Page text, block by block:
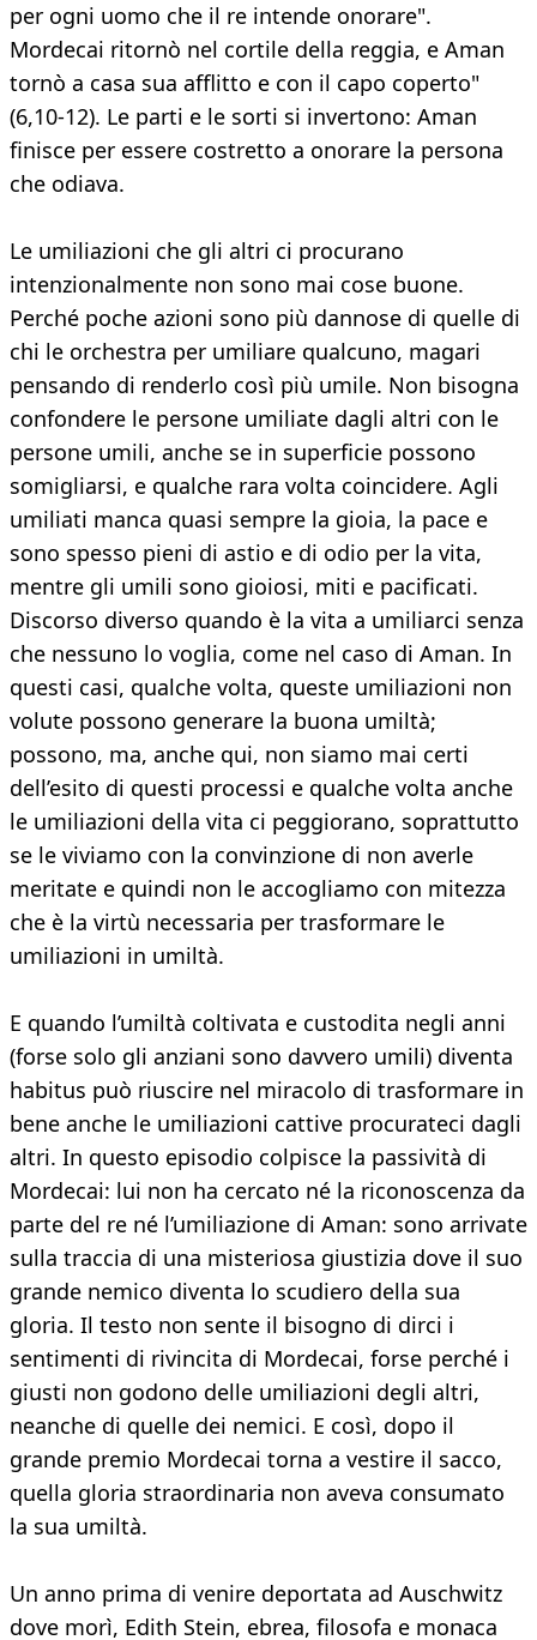
per ogni uomo che il re intende onorare".
Mordecai ritornò nel cortile della reggia, e Aman
tornò a casa sua afflitto e con il capo coperto"
(6,10-12). Le parti e le sorti si invertono: Aman
finisce per essere costretto a onorare la persona
che odiava.
Le umiliazioni che gli altri ci procurano
intenzionalmente non sono mai cose buone.
Perché poche azioni sono più dannose di quelle di
chi le orchestra per umiliare qualcuno, magari
pensando di renderlo così più umile. Non bisogna
confondere le persone umiliate dagli altri con le
persone umili, anche se in superficie possono
somigliarsi, e qualche rara volta coincidere. Agli
umiliati manca quasi sempre la gioia, la pace e
sono spesso pieni di astio e di odio per la vita,
mentre gli umili sono gioiosi, miti e pacificati.
Discorso diverso quando è la vita a umiliarci senza
che nessuno lo voglia, come nel caso di Aman. In
questi casi, qualche volta, queste umiliazioni non
volute possono generare la buona umiltà;
possono, ma, anche qui, non siamo mai certi
dell’esito di questi processi e qualche volta anche
le umiliazioni della vita ci peggiorano, soprattutto
se le viviamo con la convinzione di non averle
meritate e quindi non le accogliamo con mitezza
che è la virtù necessaria per trasformare le
umiliazioni in umiltà.
E quando l’umiltà coltivata e custodita negli anni
(forse solo gli anziani sono davvero umili) diventa
habitus può riuscire nel miracolo di trasformare in
bene anche le umiliazioni cattive procurateci dagli
altri. In questo episodio colpisce la passività di
Mordecai: lui non ha cercato né la riconoscenza da
parte del re né l’umiliazione di Aman: sono arrivate
sulla traccia di una misteriosa giustizia dove il suo
grande nemico diventa lo scudiero della sua
gloria. Il testo non sente il bisogno di dirci i
sentimenti di rivincita di Mordecai, forse perché i
giusti non godono delle umiliazioni degli altri,
neanche di quelle dei nemici. E così, dopo il
grande premio Mordecai torna a vestire il sacco,
quella gloria straordinaria non aveva consumato
la sua umiltà.
Un anno prima di venire deportata ad Auschwitz
dove morì, Edith Stein, ebrea, filosofa e monaca